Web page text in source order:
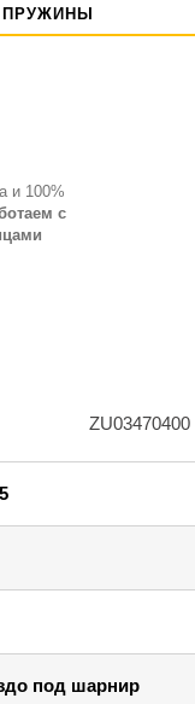
ПРУЖИНЫ
и 100%
с
ZU03470400
под шарнир